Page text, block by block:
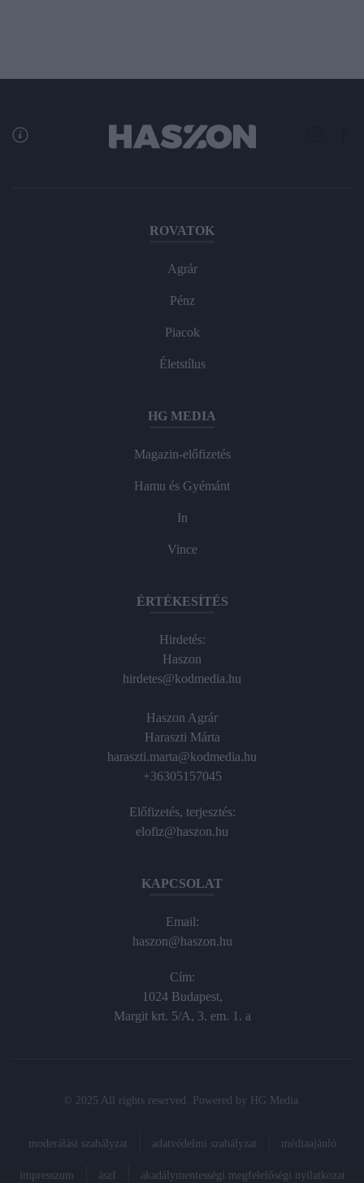
ROVATOK
Agrár
Pénz
Piacok
Életstílus
HG MEDIA
Magazin-előfizetés
Hamu és Gyémánt
In
Vince
ÉRTÉKESÍTÉS
Hirdetés:
Haszon
hirdetes@kodmedia.hu
Haszon Agrár
Haraszti Márta
haraszti.marta@kodmedia.hu
+36305157045
Előfizetés, terjesztés:
elofiz@haszon.hu
KAPCSOLAT
Email:
haszon@haszon.hu
Cím:
1024 Budapest,
Margit krt. 5/A, 3. em. 1. a
© 2025 All rights reserved. Powered by HG Media
moderálási szabályzat adatvédelmi szabályzat médiaajánló
impresszum ászf akadálymentességi megfelelőségi nyilatkozat